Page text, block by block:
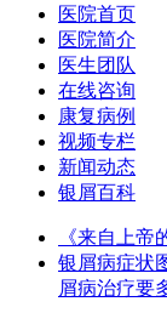
医院首页
医院简介
医生团队
在线咨询
康复病例
视频专栏
新闻动态
银屑百科
《来自上帝
银屑病症状
屑病治疗要